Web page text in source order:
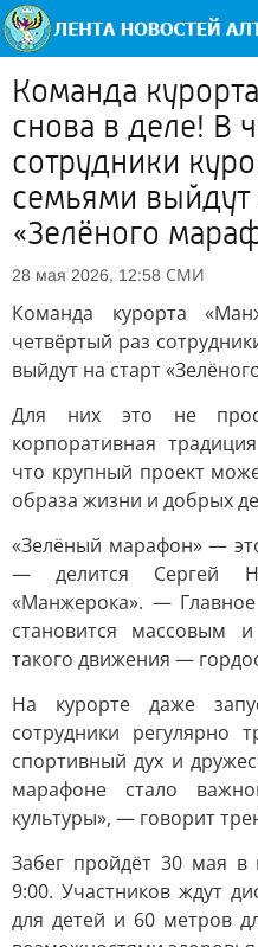
Команда
снова в деле! В
сотрудники
семьями выйдут
«Зелёного
28 мая 2026, 12:58 СМИ
Команда курорта
четвёртый раз
выйдут на старт
Для них это не
корпоративная
что крупный проект
образа жизни и добрых
«Зелёный марафон» —
— делится Сергей
«Манжерока». —
становится массовым
такого движения —
На курорте даже
сотрудники регулярно
спортивный дух и
марафоне стало
культуры», — говорит
Забег пройдёт 30 мая в
9:00. Участников ждут
для детей и 60 метров